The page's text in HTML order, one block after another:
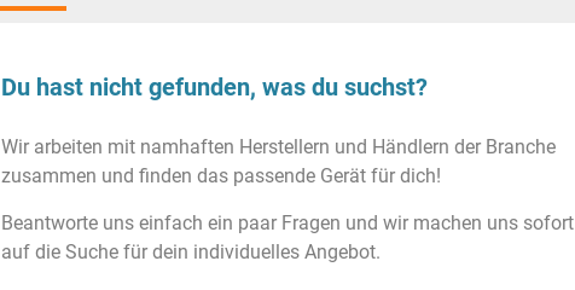
Du hast nicht gefunden, was du suchst?
Wir arbeiten mit namhaften Herstellern und Händlern der Branche
zusammen und finden das passende Gerät für dich!
Beantworte uns einfach ein paar Fragen und wir machen uns sofort
auf die Suche für dein individuelles Angebot.